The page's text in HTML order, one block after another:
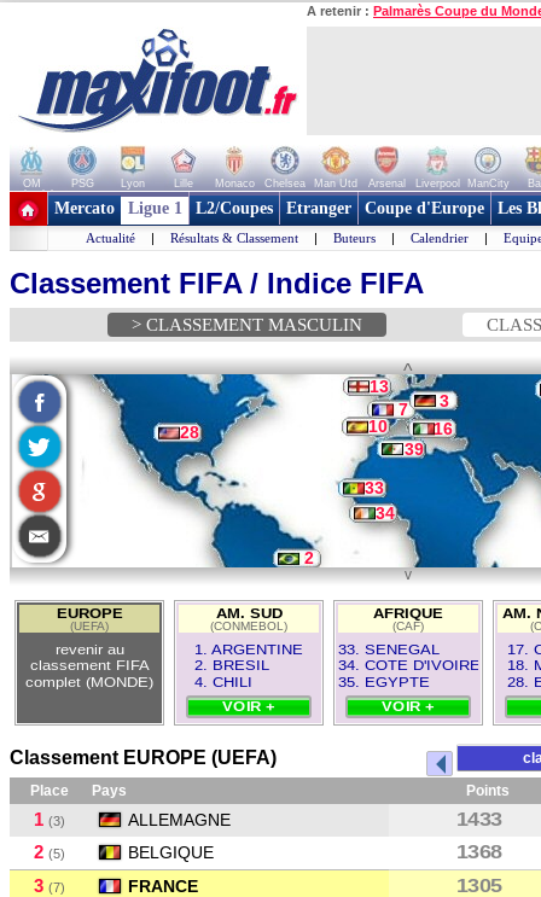
A retenir : Palmarès Coupe du
OM PSG Lyon Lille Monaco Chelsea Man Utd Arsenal Liverpool ManCity
+ de clubs
Mercato Ligue 1 L2/Coupes Etranger Coupe d'Europe Les
Actualité | Résultats & Classement | Buteurs | Calendrier |
Classement FIFA / Indice FIFA
> CLASSEMENT MASCULIN
^
v
28
13
7
3
10
16
9
2
34
33
39
EUROPE
(UEFA)
revenir au
classement FIFA
complet (MONDE)
AM. SUD
(CONMEBOL)
1. ARGENTINE
2. BRESIL
4. CHILI
VOIR +
AFRIQUE
(CAF)
33. SENEGAL
34. COTE D'IVOIRE
35. EGYPTE
VOIR +
AM.
17.
18.
28.
Classement EUROPE (UEFA)
Place
Pays Points
1 (3) ALLEMAGNE
1433
2 (5) BELGIQUE
1368
3 (7) FRANCE
1305